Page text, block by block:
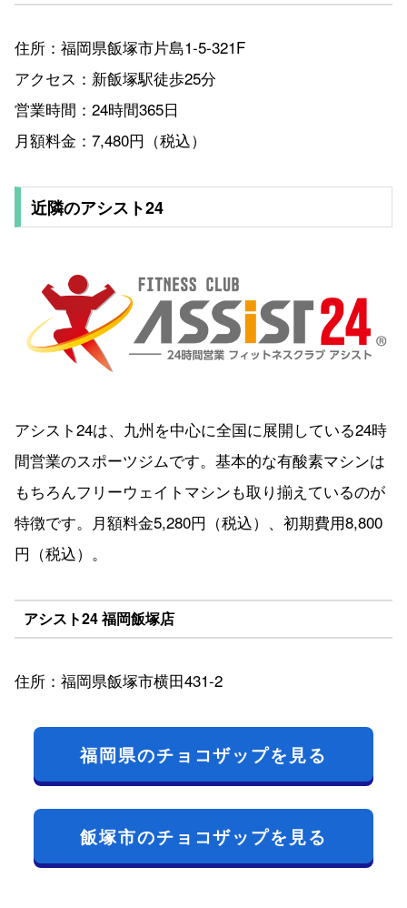
住所：福岡県飯塚市片島1-5-321F
アクセス：新飯塚駅徒歩25分
営業時間：24時間365日
月額料金：7,480円（税込）
近隣のアシスト24
アシスト24は、九州を中心に全国に展開している24時
間営業のスポーツジムです。基本的な有酸素マシンは
もちろんフリーウェイトマシンも取り揃えているのが
特徴です。月額料金5,280円（税込）、初期費用8,800
円（税込）。
アシスト24 福岡飯塚店
住所：福岡県飯塚市横田431-2
福岡県のチョコザップを見る
飯塚市のチョコザップを見る